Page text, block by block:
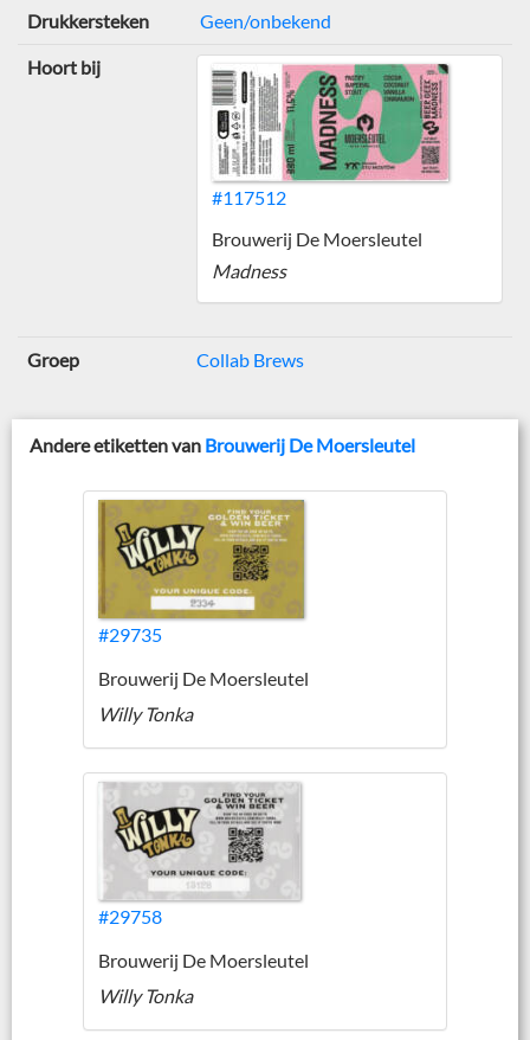
Drukkersteken Geen/onbekend
Hoort bij
#117512
Brouwerij De Moersleutel
Madness
Groep Collab Brews
Andere etiketten van Brouwerij De Moersleutel
#29735
Brouwerij De Moersleutel
Willy Tonka
#29758
Brouwerij De Moersleutel
Willy Tonka